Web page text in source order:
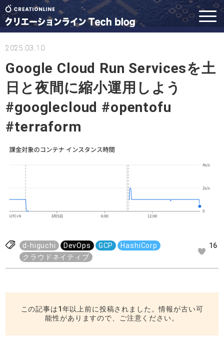
2025.03.10
Google Cloud Run Servicesを土
日と夜間に縮小運用しよう
#googlecloud #opentofu
#terraform
d-higuchi DevOps GCP
HashiCorp
クラウドネイティブ
16
この記事は1年以上前に投稿されました。情報が古い可
能性がありますので、ご注意ください。